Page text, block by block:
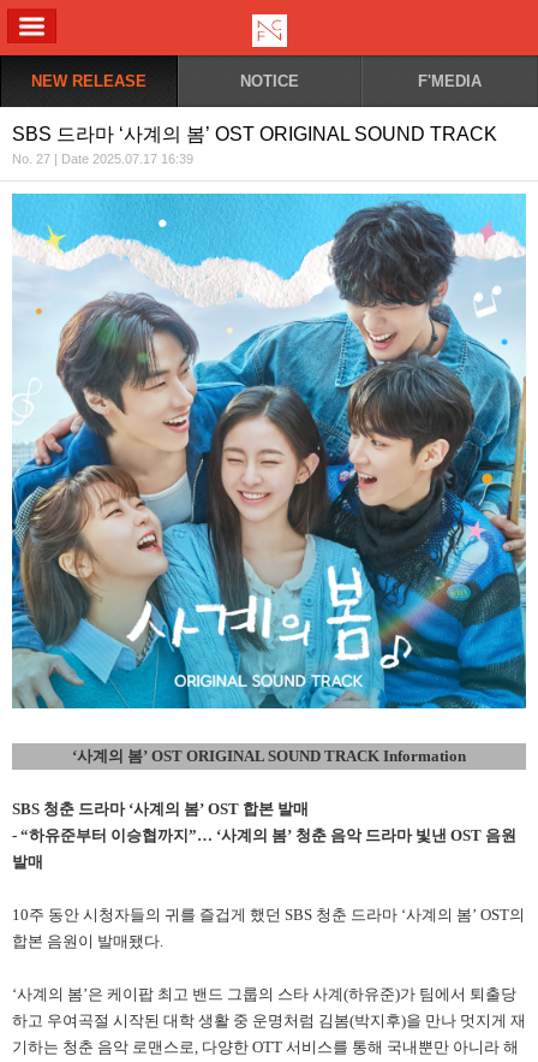
NEW RELEASE NOTICE F'MEDIA
SBS 드라마 ‘사계의 봄’ OST ORIGINAL SOUND TRACK
No. 27 | Date 2025.07.17 16:39
‘사계의 봄’ OST ORIGINAL SOUND TRACK Information
SBS 청춘 드라마 ‘사계의 봄’ OST 합본 발매
- “하유준부터 이승협까지”… ‘사계의 봄’ 청춘 음악 드라마 빛낸 OST 음원
발매
10주 동안 시청자들의 귀를 즐겁게 했던 SBS 청춘 드라마 ‘사계의 봄’ OST의
합본 음원이 발매됐다.
‘사계의 봄’은 케이팝 최고 밴드 그룹의 스타 사계(하유준)가 팀에서 퇴출당
하고 우여곡절 시작된 대학 생활 중 운명처럼 김봄(박지후)을 만나 멋지게 재
기하는 청춘 음악 로맨스로, 다양한 OTT 서비스를 통해 국내뿐만 아니라 해